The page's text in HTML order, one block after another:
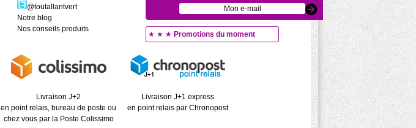
@toutallantvert
Notre blog
Nos conseils produits
★ ★ ★ Promotions du moment
Livraison J+2
en point relais, bureau de poste ou
chez vous par la Poste Colissimo
Livraison J+1 express
en point relais par Chronopost